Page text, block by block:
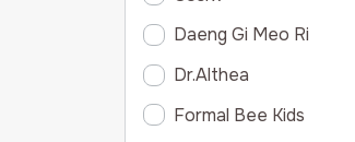
Daeng Gi Meo Ri
Dr.Althea
Formal Bee Kids